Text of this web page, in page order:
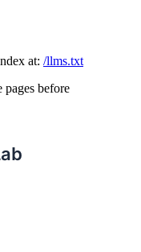
at: /llms.txt
before